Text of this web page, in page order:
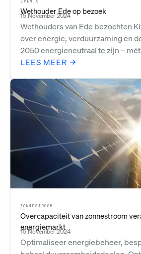
EVENTS
Wethouder Ede op bezoek
15 November 2024
Wethouders van Ede bezochten
over energie, verduurzaming en
2050 energieneutraal te zijn –
LEES MEER
ZONNESTROOM
Overcapaciteit van zonnestroom
energiemarkt
15 November 2024
Optimaliseer energiebeheer,